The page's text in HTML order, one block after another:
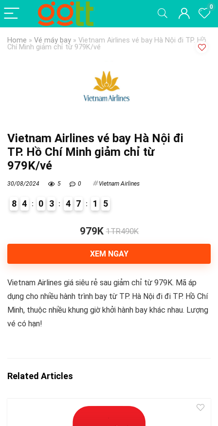
0
Home » Vé máy bay » Vietnam Airlines vé bay Hà Nội đi TP. Hồ
Chí Minh giảm chỉ từ 979K/vé
Vietnam Airlines vé bay Hà Nội đi
TP. Hồ Chí Minh giảm chỉ từ
979K/vé
30/08/2024 5 0 Vietnam Airlines
8 4 0 3 4 7 1
4
5
979K 1TR490K
XEM NGAY
Vietnam Airlines giá siêu rẻ sau giảm chỉ từ 979K. Mã áp
dụng cho nhiều hành trình bay từ TP. Hà Nội đi đi TP. Hồ Chí
Minh, thuộc nhiều khung giờ khởi hành bay khác nhau. Lượng
vé có hạn!
Related Articles